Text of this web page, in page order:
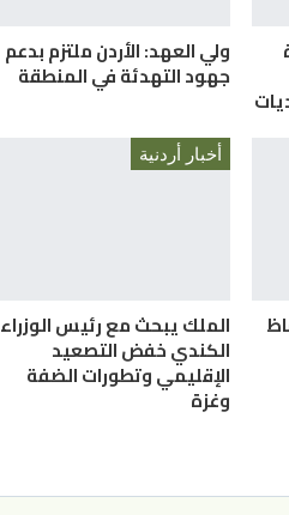
ولي العهد: الأردن ملتزم بدعم
جهود التهدئة في المنطقة
أخبار أردنية
الملك يبحث مع رئيس الوزراء
الكندي خفض التصعيد
الإقليمي وتطورات الضفة
وغزة